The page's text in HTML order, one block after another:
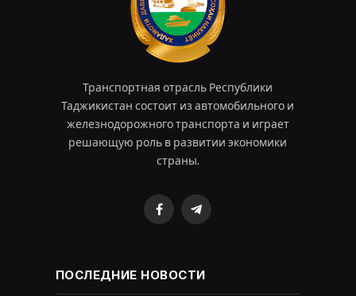
Транспортная отрасль Республики
Таджикистан состоит из автомобильного и
железнодорожного транспорта и играет
решающую роль в развитии экономики
страны.
FacebookTelegram
ПОСЛЕДНИЕ НОВОСТИ